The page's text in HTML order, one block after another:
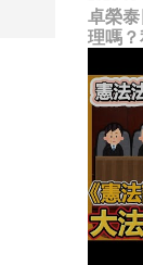
卓榮
理嗎